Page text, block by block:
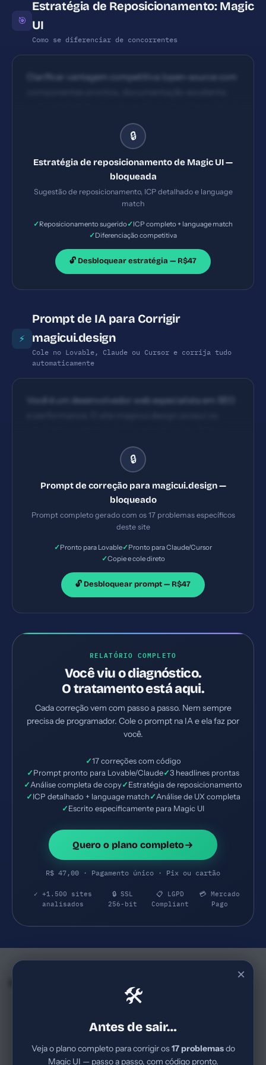
🎯
Estratégia de Reposicionamento: Magic
UI
Como se diferenciar de concorrentes
Clarificar vantagem competitiva (open-source com
e enfatizar benefício de tempo/qualidade de entrega
na mensagem principal.
🔒
Estratégia de reposicionamento de Magic UI —
bloqueada
Sugestão de reposicionamento, ICP detalhado e language
match
✓Reposicionamento sugerido✓ICP completo + language match
✓Diferenciação competitiva
🔓 Desbloquear estratégia — R$47
⚡
Prompt de IA para Corrigir
magicui.design
Cole no Lovable, Claude ou Cursor e corrija tudo
automaticamente
Você é um desenvolvedor web especialista em SEO
ausente 2) X-Frame-Options ausente 3) X-
Content-Type-Options ausente 4) Referrer-Policy
gerando os arquivos necessários e configurações de
servidor. Priorize as correções críticas primeiro.
🔒
Prompt de correção para magicui.design —
bloqueado
Prompt completo gerado com os 17 problemas específicos
deste site
✓Pronto para Lovable✓Pronto para Claude/Cursor
✓Copie e cole direto
🔓 Desbloquear prompt — R$47
RELATÓRIO COMPLETO
Você viu o diagnóstico.
O tratamento está aqui.
Cada correção vem com passo a passo. Nem sempre
precisa de programador. Cole o prompt na IA e ela faz por
você.
✓17 correções com código
✓Prompt pronto para Lovable/Claude✓3 headlines prontas
✓Análise completa de copy✓Estratégia de reposicionamento
✓ICP detalhado + language match✓Análise de UX completa
✓Escrito especificamente para Magic UI
Quero o plano completo
R$ 47,00 · Pagamento único · Pix ou cartão
✓ +1.500 sites
analisados
🔒 SSL
256-bit
📋 LGPD
Compliant
💳 Mercado
Pago
×
🛠
Antes de sair…
Veja o plano completo para corrigir os17 problemasdo
Magic UI — passo a passo, com código pronto.
SaaS demonitoramento de
com foco em equipes de
desenvolvimento, operações
SaaS B2B de
de infraestrutura, com foco
em custo-eficiência, dados em